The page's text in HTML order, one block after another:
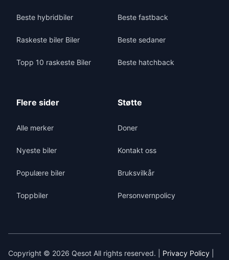
Beste hybridbiler
Raskeste biler Biler
Topp 10 raskeste Biler
Beste fastback
Beste sedaner
Beste hatchback
Flere sider
Alle merker
Nyeste biler
Populære biler
Toppbiler
Støtte
Doner
Kontakt oss
Bruksvilkår
Personvernpolicy
Copyright © 2026 Qesot All rights reserved. | Privacy Policy